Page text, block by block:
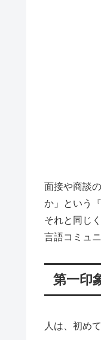
面接や商談
か」という
それと同じ
言語コミュ
第一印
人は、初め